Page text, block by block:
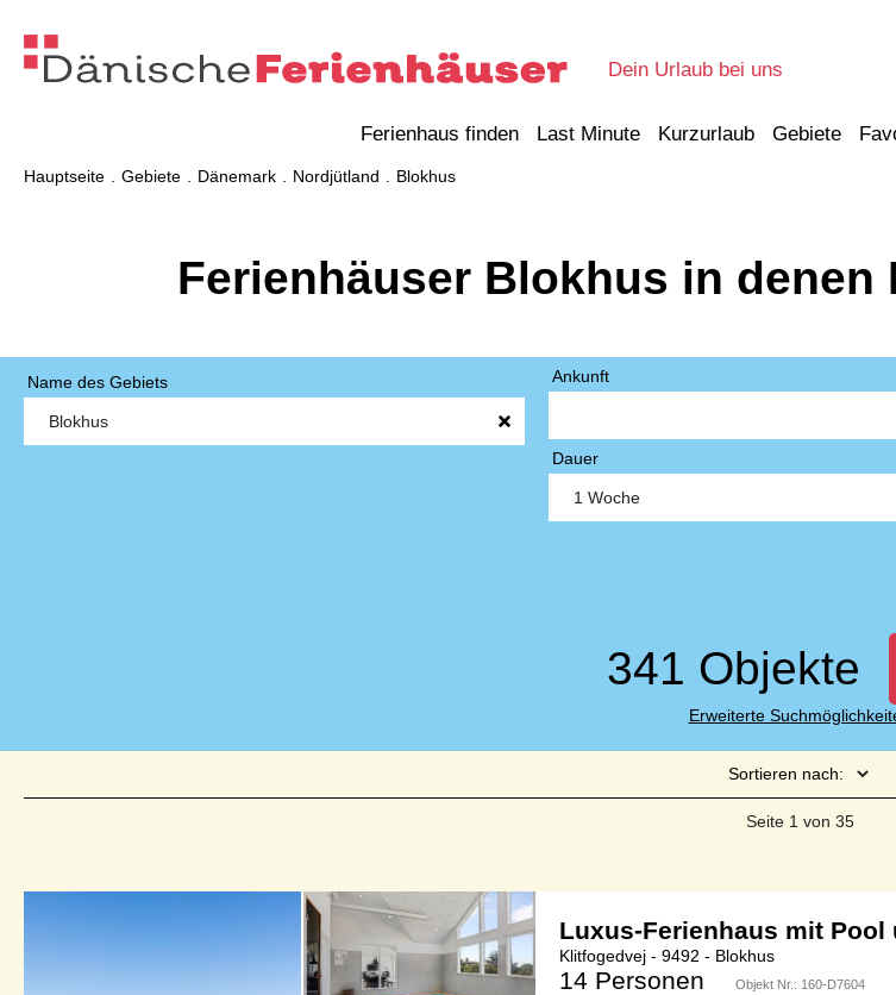
Dein Urlaub bei uns
Ferienhaus finden Last Minute Kurzurlaub Gebiete
Hauptseite Gebiete Dänemark Nordjütland Blokhus
Ferienhäuser Blokhus in
Name des Gebiets Ankunft
Dauer
341 Objekte
Erweiterte
Sortieren nach:
Seite 1 von 35
Luxus-Ferienhaus mit
Klitfogedvej - 9492 - Blokhus
14 Personen Objekt Nr.: 160-D7604